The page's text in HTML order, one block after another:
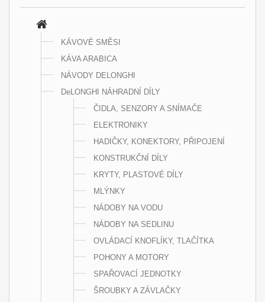
KÁVOVÉ SMĚSI
KÁVA ARABICA
NÁVODY DELONGHI
DeLONGHI NÁHRADNÍ DÍLY
ČIDLA, SENZORY A SNÍMAČE
ELEKTRONIKY
HADIČKY, KONEKTORY, PŘIPOJENÍ
KONSTRUKČNÍ DÍLY
KRYTY, PLASTOVÉ DÍLY
MLÝNKY
NÁDOBY NA VODU
NÁDOBY NA SEDLINU
OVLÁDACÍ KNOFLÍKY, TLAČÍTKA
POHONY A MOTORY
SPAŘOVACÍ JEDNOTKY
ŠROUBKY A ZÁVLAČKY